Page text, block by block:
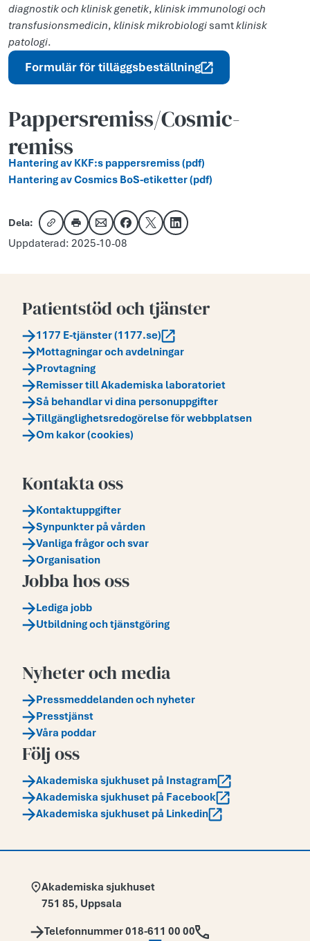
diagnostik och klinisk genetik, klinisk immunologi och
transfusionsmedicin, klinisk mikrobiologi samtklinisk
patologi.
Formulär för tilläggsbeställning
Pappersremiss/Cosmic-
remiss
Hantering av KKF:s pappersremiss (pdf)
Hantering av Cosmics BoS-etiketter (pdf)
Dela:
Kopiera länk
Skriv utDela via e-post
Dela på Facebook
Dela på XDela på LinkedIn
Uppdaterad: 2025-10-08
Patientstöd och tjänster
1177 E-tjänster (1177.se)
Mottagningar och avdelningar
Provtagning
Remisser till Akademiska laboratoriet
Så behandlar vi dina personuppgifter
Tillgänglighetsredogörelse för webbplatsen
Om kakor (cookies)
Kontakta oss
Kontaktuppgifter
Synpunkter på vården
Vanliga frågor och svar
Organisation
Jobba hos oss
Lediga jobb
Utbildning och tjänstgöring
Nyheter och media
Pressmeddelanden och nyheter
Presstjänst
Våra poddar
Följ oss
Akademiska sjukhuset på Instagram
Akademiska sjukhuset på Facebook
Akademiska sjukhuset på Linkedin
Adress:
Akademiska sjukhuset
751 85, Uppsala
Telefon:
Telefonnummer 018-611 00 00